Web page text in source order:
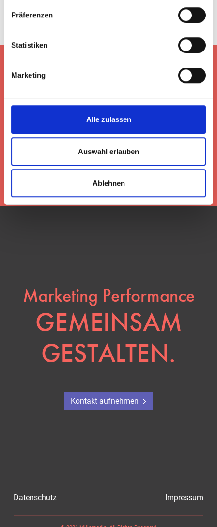
Präferenzen
Statistiken
Marketing
Alle zulassen
Auswahl erlauben
Ablehnen
AGENTUR
LEISTUNGEN
Marketing Performance
GEMEINSAM
GESTALTEN.
Kontakt aufnehmen
Datenschutz Impressum